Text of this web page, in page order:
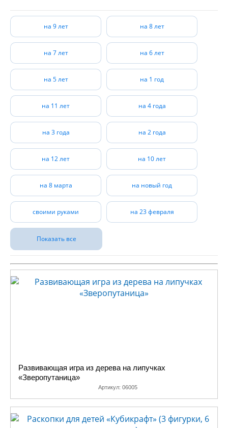
на 9 лет на 8 лет
на 7 лет на 6 лет
на 5 лет на 1 год
на 11 лет на 4 года
на 3 года на 2 года
на 12 лет на 10 лет
на 8 марта на новый год
своими руками на 23 февраля
Показать все
Развивающая игра из дерева на липучках
«Зверопутаница»
Артикул: 06005